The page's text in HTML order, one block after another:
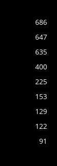
686
647
635
400
225
153
129
122
91